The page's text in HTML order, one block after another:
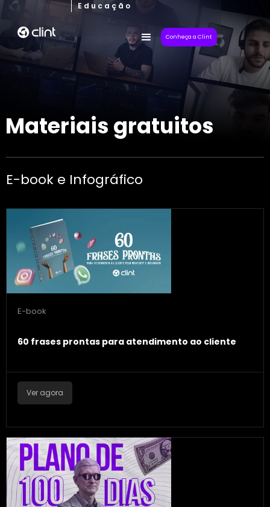
Educação
Conheça a Clint
Materiais gratuitos
E-book e Infográfico
E-book
60 frases prontas para atendimento ao cliente
Ver agora